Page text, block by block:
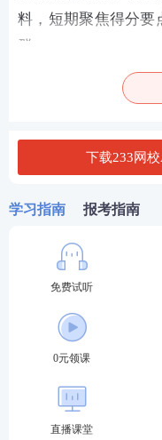
料，短期聚焦得分要
群。
■多梯度班型分层，
漏补缺的考生，主
击试听>>
☆决胜班：系统备考
课程，配套全套纸
考首选；点击试听>>
签约特训班：小
配套不过重学、退
陪伴通关的考生，
试听>>
整套课程体系完全
下载233网
学习指南 报考指南
免费试听
0元领课
直播课堂